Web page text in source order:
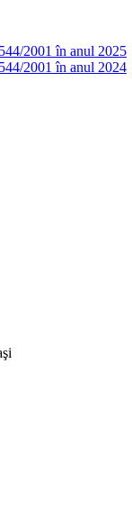
2001 în anul 2025
2001 în anul 2024